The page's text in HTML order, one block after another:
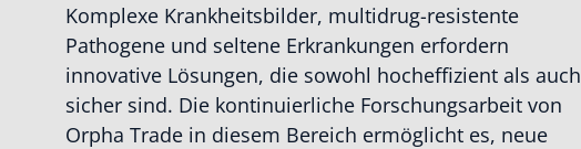
Komplexe Krankheitsbilder, multidrug-resistente
Pathogene und seltene Erkrankungen erfordern
innovative Lösungen, die sowohl hocheffizient als auch
sicher sind. Die kontinuierliche Forschungsarbeit von
Orpha Trade in diesem Bereich ermöglicht es, neue